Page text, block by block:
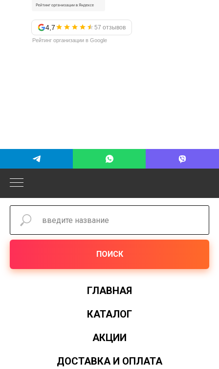
4,7 57 отзывов
Рейтинг организации в Google
ПОИСК
ГЛАВНАЯ
КАТАЛОГ
АКЦИИ
ДОСТАВКА И ОПЛАТА